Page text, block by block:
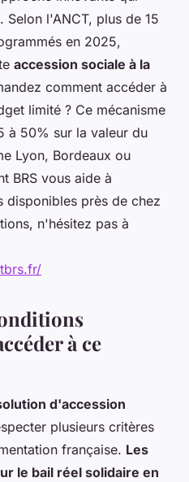
l'ANCT, plus de 15
en 2025,
accession sociale à la
comment accéder à
limité ? Ce mécanisme
à 50% sur la valeur du
Lyon, Bordeaux ou
BRS vous aide à
disponibles près de chez
n'hésitez pas à
à ce
d'accession
plusieurs critères
française. Les
le bail réel solidaire en